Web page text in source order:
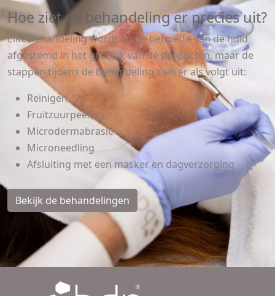
Hoe ziet de behandeling er precies uit?
Elke behandeling wordt op de behoefte van de huid
afgestemd in het gebruik van de producten, maar de
stappen tijdens de behandeling zien er als volgt uit:
Reinigen
Fruitzuurpeeling
Microdermabrasie
Microneedling
Afsluiting met een masker en dagverzorging
Bekijk de behandelingen